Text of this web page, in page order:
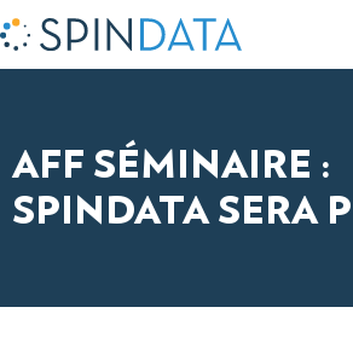
AFF SÉMINAIRE :
SPINDATA SERA